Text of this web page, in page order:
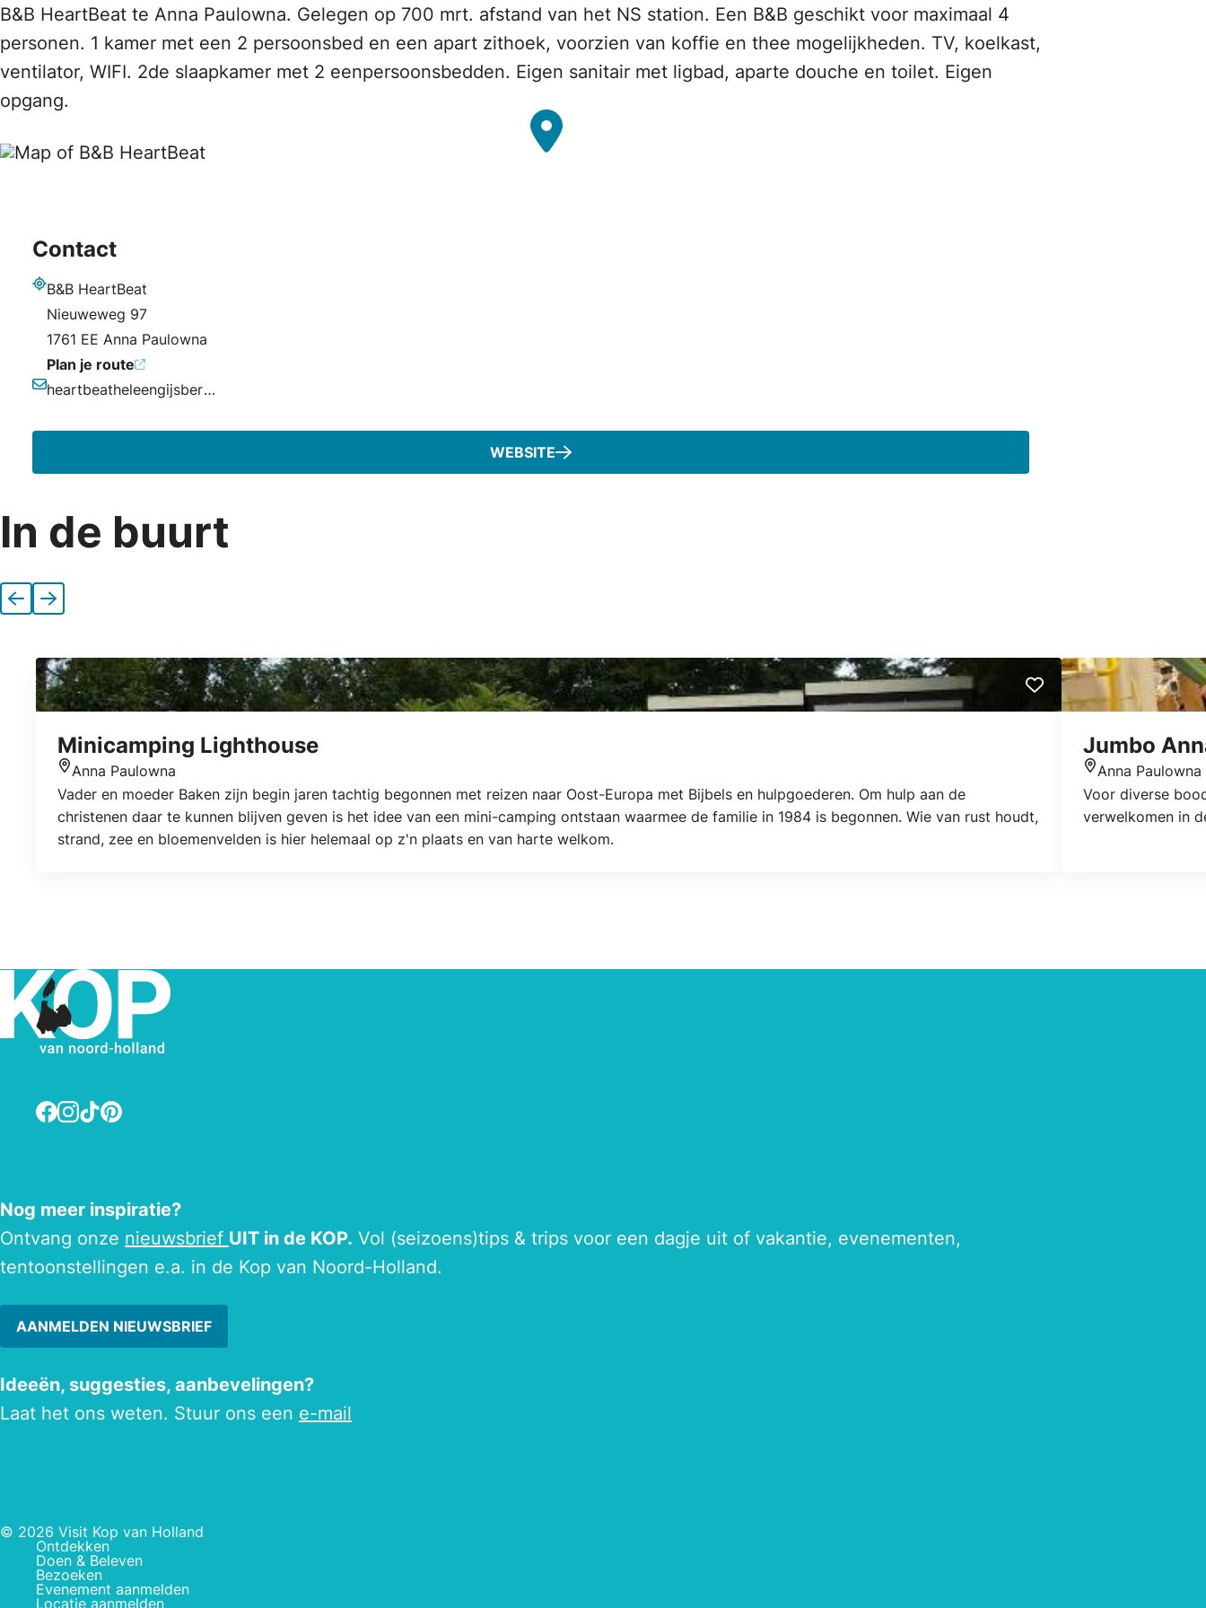
B&B HeartBeat te Anna Paulowna. Gelegen op 700 mrt. afstand van het NS station. Een B&B geschikt voor maximaal 4
personen. 1 kamer met een 2 persoonsbed en een apart zithoek, voorzien van koffie en thee mogelijkheden. TV, koelkast,
ventilator, WIFI. 2de slaapkamer met 2 eenpersoonsbedden. Eigen sanitair met ligbad, aparte douche en toilet. Eigen
opgang.
Contact
B&B HeartBeat
Nieuweweg 97
1761 EE Anna Paulowna
Plan je route
heartbeatheleengijsberts@ziggo.nl
WEBSITE
In de buurt
VorigeVolgende
Minicamping Lighthouse
Locatie
Anna Paulowna
Vader en moeder Baken zijn begin jaren tachtig begonnen met reizen naar Oost-Europa met Bijbels en hulpgoederen. Om hulp aan de
christenen daar te kunnen blijven geven is het idee van een mini-camping ontstaan waarmee de familie in 1984 is begonnen. Wie van rust houdt,
strand, zee en bloemenvelden is hier helemaal op z'n plaats en van harte welkom.
Jumbo
Locatie
Anna Paulowna
Voor diverse
verwelkomen in
Facebook
Instagram
TikTokPinterest
Nog meer inspiratie?
Ontvang onze nieuwsbrief UIT in de KOP. Vol (seizoens)tips & trips voor een dagje uit of vakantie, evenementen,
tentoonstellingen e.a. in de Kop van Noord-Holland.
AANMELDEN NIEUWSBRIEF
Ideeën, suggesties, aanbevelingen?
Laat het ons weten. Stuur ons een e-mail
© 2026 Visit Kop van Holland
Ontdekken
Doen & Beleven
Bezoeken
Evenement aanmelden
Locatie aanmelden